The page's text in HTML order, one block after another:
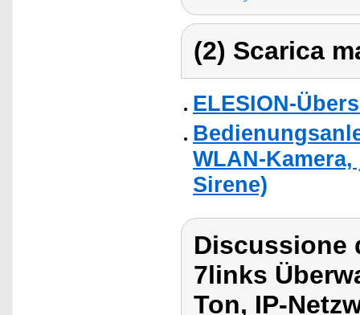
(2) Scarica
ELESION-
WLAN-
Sirene)
Discussione
7links
Ton, IP-